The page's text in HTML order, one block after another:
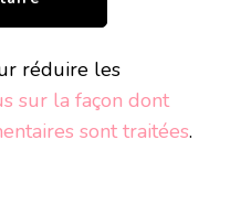
réduire les
sur la façon dont
sont traitées.